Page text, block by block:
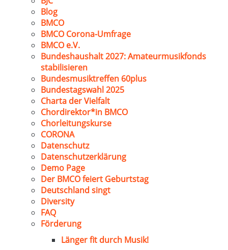
Blog
BMCO
BMCO Corona-Umfrage
BMCO e.V.
Bundeshaushalt 2027: Amateurmusikfonds
stabilisieren
Bundesmusiktreffen 60plus
Bundestagswahl 2025
Charta der Vielfalt
Chordirektor*in BMCO
Chorleitungskurse
CORONA
Datenschutz
Datenschutzerklärung
Demo Page
Der BMCO feiert Geburtstag
Deutschland singt
Diversity
FAQ
Förderung
Länger fit durch Musik!